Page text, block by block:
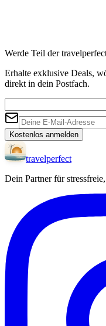
Werde Teil der
Erhalte exklusive Deals,
direkt in dein Postfach.
Kostenlos anmelden
travelperfect
Dein Partner für